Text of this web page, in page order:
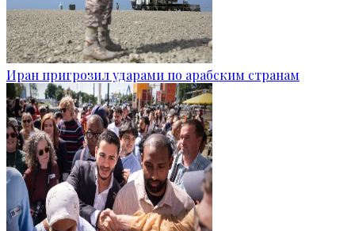
Иран пригрозил ударами по арабским странам